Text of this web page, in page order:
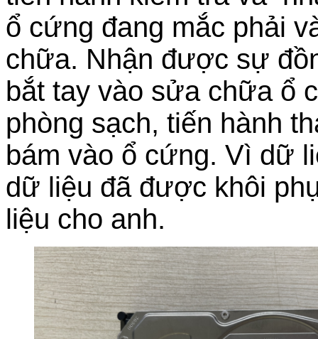
ổ cứng đang mắc phải
chữa. Nhận được sự
bắt tay vào sửa chữa ổ
phòng sạch, tiến hành
bám vào ổ cứng. Vì dữ
dữ liệu đã được khôi
liệu cho anh.